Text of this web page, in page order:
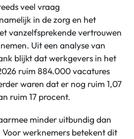
veel vraag
in de zorg en het
vanzelfsprekende vertrouwen
Uit een analyse van
blijkt dat werkgevers in het
ruim 884.000 vacatures
waren dat er nog ruim 1,07
ruim 17 procent.
minder uitbundig dan
werknemers betekent dit